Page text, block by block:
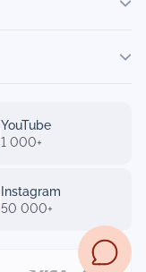
YouTube
1 000+
Instagram
50 000+